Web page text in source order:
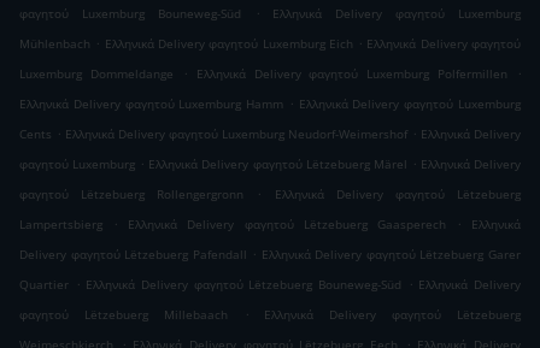
φαγητού Luxemburg Bouneweg-Süd
.
Ελληνικά Delivery φαγητού Luxemburg
Mühlenbach . Ελληνικά Delivery φαγητού Luxemburg Eich . Ελληνικά Delivery φαγητού
Luxemburg Dommeldange
. Ελληνικά Delivery φαγητού Luxemburg Polfermillen
.
Ελληνικά Delivery φαγητού Luxemburg Hamm . Ελληνικά Delivery φαγητού Luxemburg
Cents . Ελληνικά Delivery φαγητού Luxemburg Neudorf-Weimershof . Ελληνικά Delivery
φαγητού Luxemburg . Ελληνικά Delivery φαγητού Lëtzebuerg Märel . Ελληνικά Delivery
φαγητού Lëtzebuerg Rollengergronn
.
Ελληνικά Delivery φαγητού Lëtzebuerg
Lampertsbierg
. Ελληνικά Delivery φαγητού Lëtzebuerg Gaasperech .
Ελληνικά
Delivery φαγητού Lëtzebuerg Pafendall . Ελληνικά Delivery φαγητού Lëtzebuerg Garer
Quartier . Ελληνικά Delivery φαγητού Lëtzebuerg Bouneweg-Süd . Ελληνικά Delivery
φαγητού Lëtzebuerg Millebaach
.
Ελληνικά Delivery φαγητού Lëtzebuerg
. .